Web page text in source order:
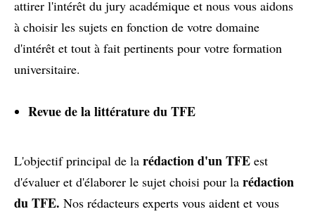
attirer l'intérêt du jury académique et nous vous aidons
à choisir les sujets en fonction de votre domaine
d'intérêt et tout à fait pertinents pour votre formation
universitaire.
Revue de la littérature du TFE
L'objectif principal de la rédaction d'un TFE est
d'évaluer et d'élaborer le sujet choisi pour la rédaction
du TFE. Nos rédacteurs experts vous aident et vous